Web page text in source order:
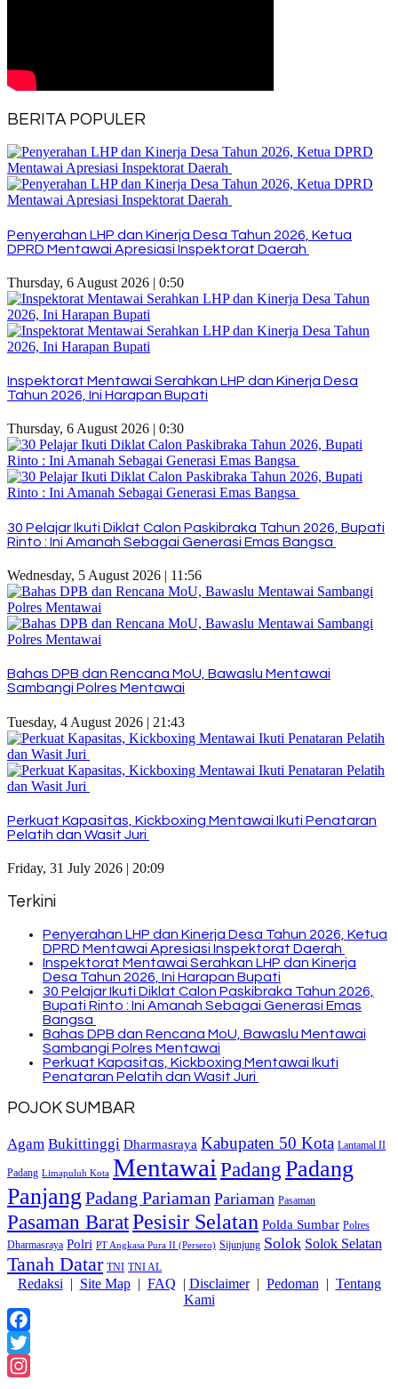
BERITA POPULER
Penyerahan LHP dan Kinerja Desa Tahun 2026, Ketua
DPRD Mentawai Apresiasi Inspektorat Daerah
Thursday, 6 August 2026 | 0:50
Inspektorat Mentawai Serahkan LHP dan Kinerja Desa
Tahun 2026, Ini Harapan Bupati
Thursday, 6 August 2026 | 0:30
30 Pelajar Ikuti Diklat Calon Paskibraka Tahun 2026, Bupati
Rinto : Ini Amanah Sebagai Generasi Emas Bangsa
Wednesday, 5 August 2026 | 11:56
Bahas DPB dan Rencana MoU, Bawaslu Mentawai
Sambangi Polres Mentawai
Tuesday, 4 August 2026 | 21:43
Perkuat Kapasitas, Kickboxing Mentawai Ikuti Penataran
Pelatih dan Wasit Juri
Friday, 31 July 2026 | 20:09
Terkini
Penyerahan LHP dan Kinerja Desa Tahun 2026, Ketua
DPRD Mentawai Apresiasi Inspektorat Daerah
Inspektorat Mentawai Serahkan LHP dan Kinerja
Desa Tahun 2026, Ini Harapan Bupati
30 Pelajar Ikuti Diklat Calon Paskibraka Tahun 2026,
Bupati Rinto : Ini Amanah Sebagai Generasi Emas
Bangsa
Bahas DPB dan Rencana MoU, Bawaslu Mentawai
Sambangi Polres Mentawai
Perkuat Kapasitas, Kickboxing Mentawai Ikuti
Penataran Pelatih dan Wasit Juri
POJOK SUMBAR
Agam Bukittinggi Dharmasraya Kabupaten 50 Kota Lantamal II
Padang Limapuluh Kota Mentawai PadangPadang
Panjang Padang Pariaman Pariaman Pasaman
Pasaman BaratPesisir Selatan Polda Sumbar Polres
Dharmasraya Polri PT Angkasa Pura II (Persero) Sijunjung Solok Solok Selatan
Tanah Datar TNI TNI AL
Redaksi | Site Map| FAQ | Disclaimer| Pedoman | Tentang
Kami
Facebook
Twitter